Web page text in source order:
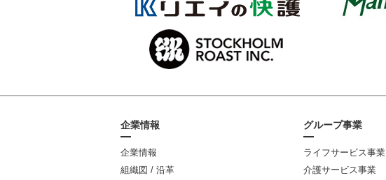
企業情報
企業情報
組織図 / 沿革
グループ事業
ライフサービス事業
介護サービス事業